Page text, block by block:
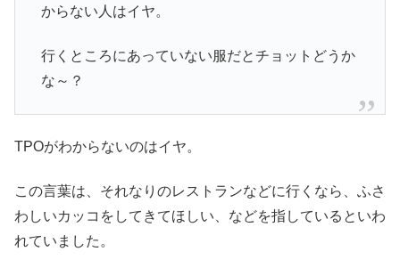
からない人はイヤ。
行くところにあっていない服だとチョットどうか
な～？
TPOがわからないのはイヤ。
この言葉は、それなりのレストランなどに行くなら、ふさ
わしいカッコをしてきてほしい、などを指しているといわ
れていました。